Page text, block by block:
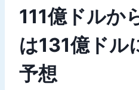
111億ドルか
は131億ドル
予想